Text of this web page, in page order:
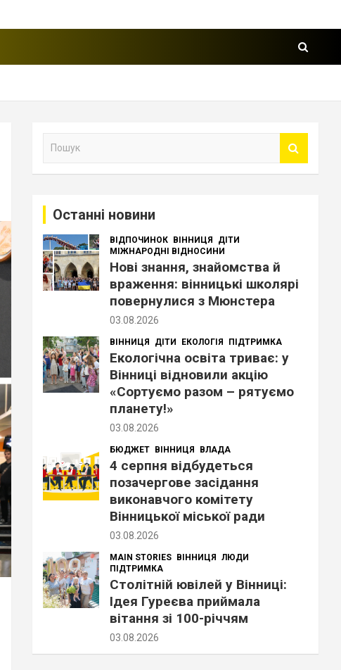
Останні новини
ВІДПОЧИНОК ВІННИЦЯ
ДІТИ
МІЖНАРОДНІ ВІДНОСИНИ
Нові знання, знайомства й
враження: вінницькі школярі
повернулися з Мюнстера
03.08.2026
ВІННИЦЯ ДІТИ ЕКОЛОГІЯ ПІДТРИМКА
Екологічна освіта триває: у
Вінниці відновили акцію
«Сортуємо разом – рятуємо
планету!»
03.08.2026
БЮДЖЕТ ВІННИЦЯ ВЛАДА
4 серпня відбудеться
позачергове засідання
виконавчого комітету
Вінницької міської ради
03.08.2026
MAIN STORIES ВІННИЦЯ ЛЮДИ
ПІДТРИМКА
Столітній ювілей у Вінниці:
Ідея Гуреєва приймала
вітання зі 100-річчям
03.08.2026